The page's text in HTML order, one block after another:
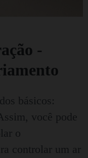
-
básicos:
você pode
o
controlar um ar